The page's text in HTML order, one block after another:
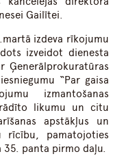
Gailītei.
izdeva rīkojumu
izveidot dienesta
Ģenerālprokuratūras
“Par gaisa
izmantošanas
likumu un citu
apstākļus un
rīcību, pamatojoties
panta pirmo daļu.